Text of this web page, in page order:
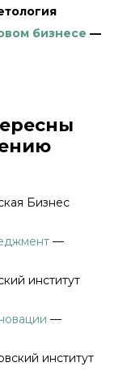
бизнесе —
Бизнес
—
институт
—
институт